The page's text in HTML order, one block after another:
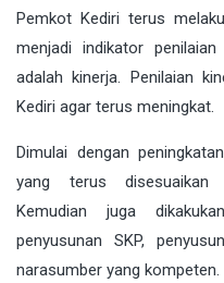
Pemkot Kediri terus
menjadi indikator
adalah kinerja. Penilaian
Kediri agar terus meningkat.
Dimulai dengan
yang terus disesuaikan
Kemudian juga
penyusunan SKP,
narasumber yang kompeten.